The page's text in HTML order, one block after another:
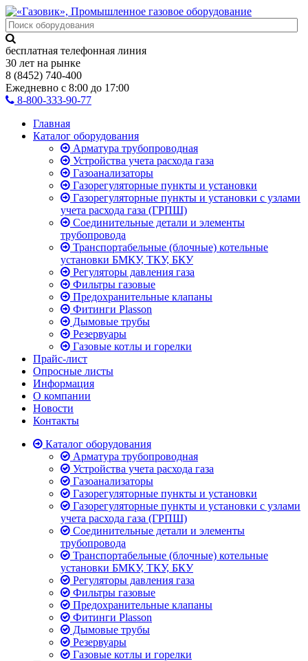
бесплатная телефонная линия
30 лет на рынке
8 (8452) 740-400
Ежедневно с 8:00 до 17:00
8-800-333-90-77
Главная
Каталог оборудования
Арматура трубопроводная
Устройства учета расхода газа
Газоанализаторы
Газорегуляторные пункты и установки
Газорегуляторные пункты и установки с узлами
учета расхода газа (ГРПШ)
Соединительные детали и элементы
трубопровода
Транспортабельные (блочные) котельные
установки БМКУ, ТКУ, БКУ
Регуляторы давления газа
Фильтры газовые
Предохранительные клапаны
Фитинги Plasson
Дымовые трубы
Резервуары
Газовые котлы и горелки
Прайс-лист
Опросные листы
Информация
О компании
Новости
Контакты
Каталог оборудования
Арматура трубопроводная
Устройства учета расхода газа
Газоанализаторы
Газорегуляторные пункты и установки
Газорегуляторные пункты и установки с узлами
учета расхода газа (ГРПШ)
Соединительные детали и элементы
трубопровода
Транспортабельные (блочные) котельные
установки БМКУ, ТКУ, БКУ
Регуляторы давления газа
Фильтры газовые
Предохранительные клапаны
Фитинги Plasson
Дымовые трубы
Резервуары
Газовые котлы и горелки